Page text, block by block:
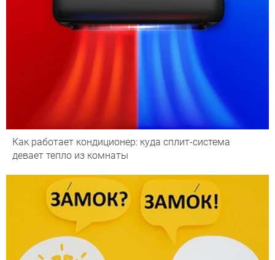
Как работает кондиционер: куда сплит-система
девает тепло из комнаты